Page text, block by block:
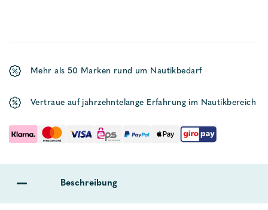
Mehr als 50 Marken rund um Nautikbedarf
Vertraue auf jahrzehntelange Erfahrung im Nautikbereich
Beschreibung